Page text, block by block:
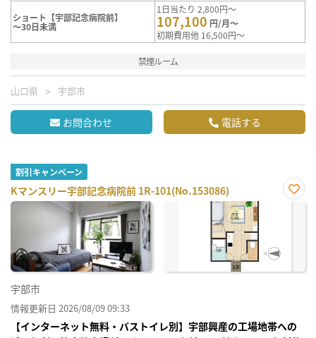
ショート【宇部記念病院前】
～30日未満
1日当たり 2,800円～
107,100 円/月～
初期費用他 16,500円～
禁煙ルーム
山口県 宇部市
お問合わせ 電話する
割引キャンペーン
Kマンスリー宇部記念病院前 1R-101(No.153086)
お気
宇部市
情報更新日 2026/08/09 09:33
【インターネット無料・バストイレ別】宇部興産の工場地帯への